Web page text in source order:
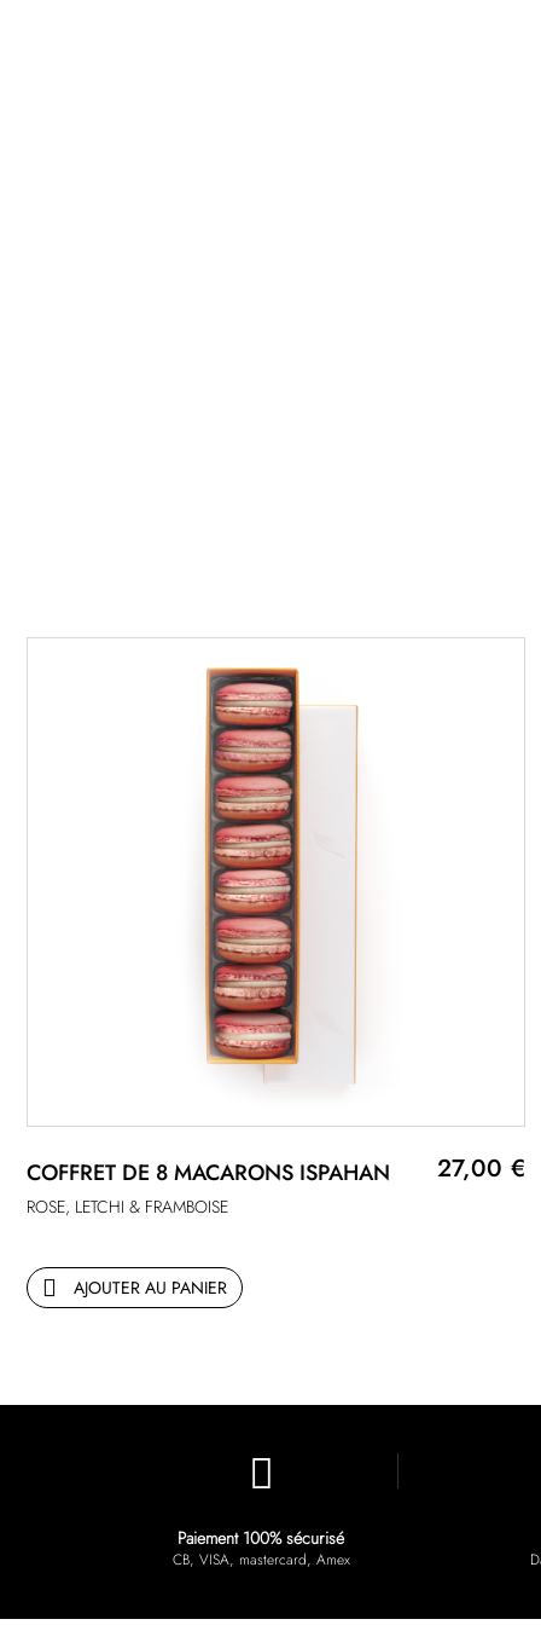
COFFRET DE 8 MACARONS ISPAHAN 27,00 €
ROSE, LETCHI & FRAMBOISE
AJOUTER AU PANIER
Paiement 100% sécurisé
CB, VISA, mastercard, Amex